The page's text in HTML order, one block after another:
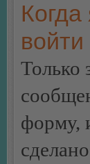
Только
форму,